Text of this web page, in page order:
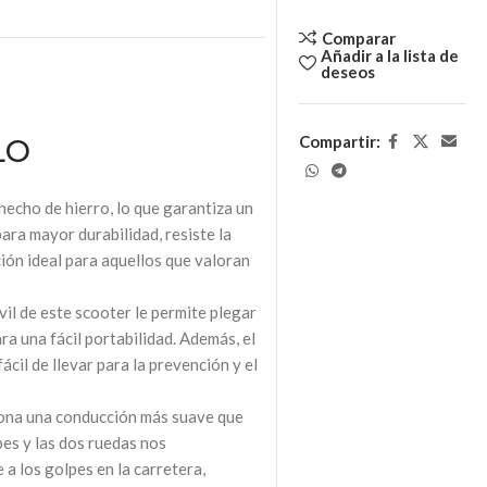
de hierro, lo que garantiza un
mayor durabilidad, resiste la
ideal para aquellos que valoran
de este scooter le permite plegar
una fácil portabilidad. Además, el
de llevar para la prevención y el
una conducción más suave que
y las dos ruedas nos
los golpes en la carretera,
Comparar
Añadir a la lista de
deseos
Compartir: